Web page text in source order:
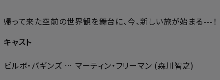
帰って来た空前の世界観を舞台に、今、新しい旅が始まる---！
キャスト
ビルボ・バギンズ … マーティン・フリーマン (森川智之)